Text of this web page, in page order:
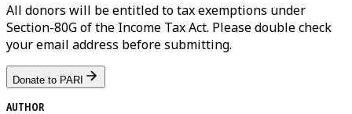
All donors will be entitled to tax exemptions under
Section-80G of the Income Tax Act. Please double check
your email address before submitting.
Donate to PARI
AUTHOR